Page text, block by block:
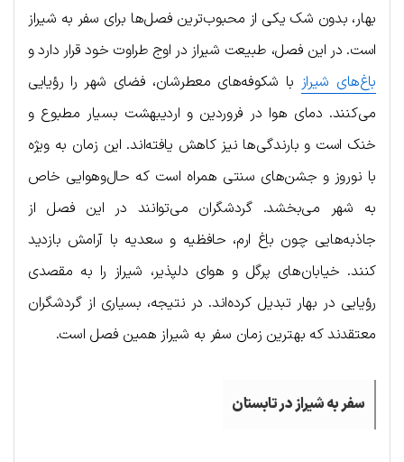
بهار، بدون شک یکی از محبوب‌ترین فصل‌ها برای سفر به شیراز
است. در این فصل، طبیعت شیراز در اوج طراوت خود قرار دارد و
باغ‌های شیراز با شکوفه‌های معطرشان، فضای شهر را رؤیایی
می‌کنند. دمای هوا در فروردین و اردیبهشت بسیار مطبوع و
خنک است و بارندگی‌ها نیز کاهش یافته‌اند. این زمان به ویژه
با نوروز و جشن‌های سنتی همراه است که حال‌و‌هوایی خاص
به شهر می‌بخشد. گردشگران می‌توانند در این فصل از
جاذبه‌هایی چون باغ ارم، حافظیه و سعدیه با آرامش بازدید
کنند. خیابان‌های پرگل و هوای دلپذیر، شیراز را به مقصدی
رؤیایی در بهار تبدیل کرده‌اند. در نتیجه، بسیاری از گردشگران
معتقدند که بهترین زمان سفر به شیراز همین فصل است.
سفر به شیراز در تابستان